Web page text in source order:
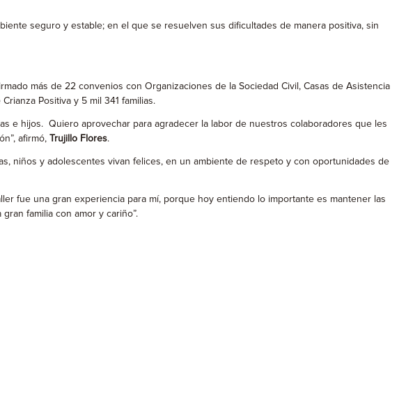
seguro y estable; en el que se resuelven sus dificultades de manera positiva, sin
más de 22 convenios con Organizaciones de la Sociedad Civil, Casas de Asistencia
Positiva y 5 mil 341 familias.
e hijos. Quiero aprovechar para agradecer la labor de nuestros colaboradores que les
afirmó,
Trujillo Flores.
niños y adolescentes vivan felices, en un ambiente de respeto y con oportunidades de
fue una gran experiencia para mí, porque hoy entiendo lo importante es mantener las
familia con amor y cariño”.